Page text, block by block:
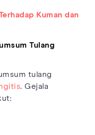
Kuman dan
Tulang
tulang
. Gejala